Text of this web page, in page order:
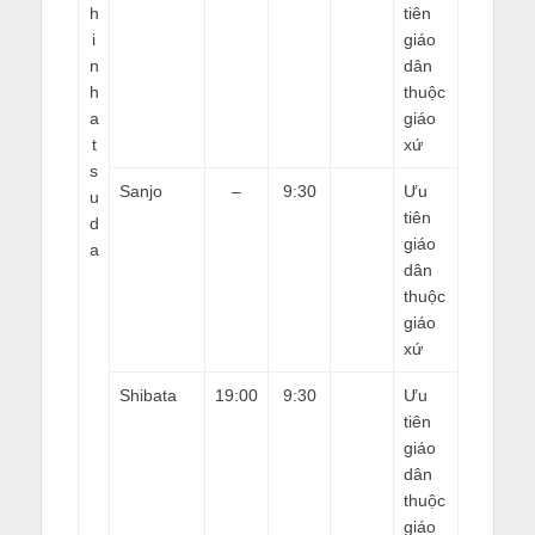
h
i
n
h
a
t
s
u
d
a
tiên
giáo
dân
thuộc
giáo
xứ
Sanjo – 9:30
Ưu
tiên
giáo
dân
thuộc
giáo
xứ
Shibata 19:00 9:30
Ưu
tiên
giáo
dân
thuộc
giáo